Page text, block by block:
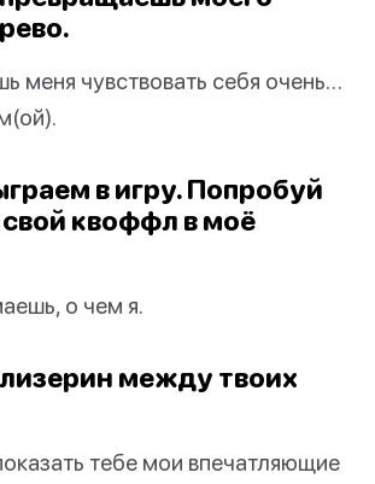
меня чувствовать себя очень…
в игру. Попробуй
квоффл в моё
о чем я.
между твоих
тебе мои впечатляющие